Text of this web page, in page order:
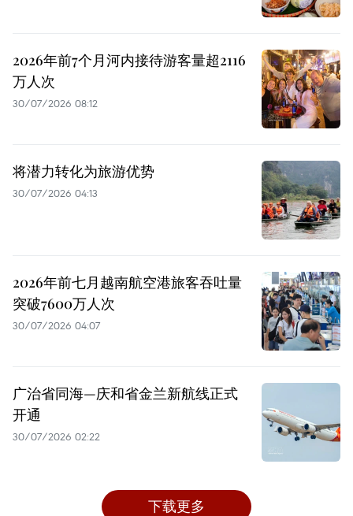
2026年前7个月河内接待游客量超2116
万人次
30/07/2026 08:12
将潜力转化为旅游优势
30/07/2026 04:13
2026年前七月越南航空港旅客吞吐量
突破7600万人次
30/07/2026 04:07
广治省同海—庆和省金兰新航线正式
开通
30/07/2026 02:22
下载更多